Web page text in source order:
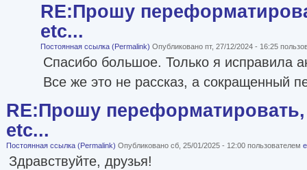
RE:Прошу
etc...
Постоянная ссылка (Permalink) Опубликовано пт, 27/12/2024 - 16:25
Спасибо большое. Только я исправила
Все же это не рассказ, а сокращенный
RE:Прошу переформатировать,
etc...
Постоянная ссылка (Permalink) Опубликовано сб, 25/01/2025 - 12:00 пользователем
Здравствуйте, друзья!